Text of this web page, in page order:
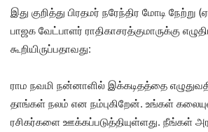
இது குறித்து பிரதமர் நரேந்திர மோடி நேற்று
பாஜக வேட்பாளர் ராதிகாசரத்குமாருக்கு
கூறியிருப்பதாவது:
ராம நவமி நன்னாளில் இக்கடிதத்தை
தாங்கள் நலம் என நம்புகிறேன். உங்கள்
ரசிகர்களை ஊக்கப்படுத்தியுள்ளது. நீங்கள்